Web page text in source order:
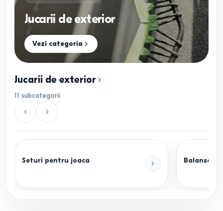
Jucarii de exterior
Vezi categoria
Jucarii de exterior
11 subcategorii
Seturi pentru joaca